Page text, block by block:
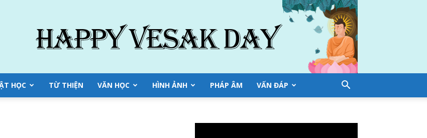
HỌC TỪ THIỆN VĂN HỌC HÌNH ẢNH PHÁP ÂM VẤN ĐÁP